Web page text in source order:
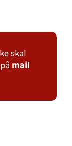
skal
mail